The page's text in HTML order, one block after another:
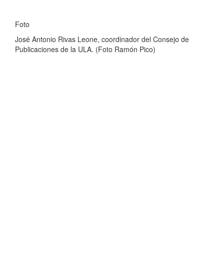
Foto
José Antonio Rivas Leone, coordinador del Consejo de
Publicaciones de la ULA. (Foto Ramón Pico)